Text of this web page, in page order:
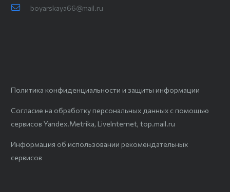
boyarskaya66@mail.ru
Политика конфиденциальности и защиты информации
Согласие на обработку персональных данных с помощью
сервисов Yandex.Metrika, LiveInternet, top.mail.ru
Информация об использовании рекомендательных
сервисов